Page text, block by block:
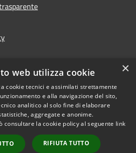
Copyright © 2026 • Comune di
Castellana Grotte • Powered
byMunicipium
Accesso
×
web utilizza cookie
cookie tecnici e assimilati strettamente
e alla navigazione del sito,
analitico al solo fine di elaborare
aggregate e anonime.
consultare la cookie policy al seguente link
RIFIUTA TUTTO